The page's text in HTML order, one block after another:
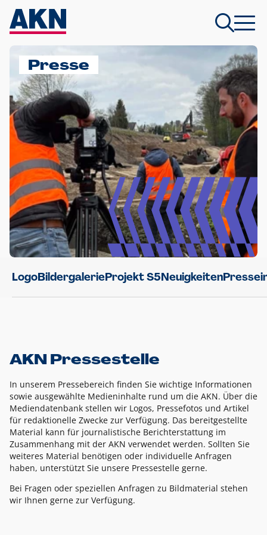
Presse
LogoBildergalerieProjekt S5Neuigkeiten
AKN Pressestelle
In unserem Pressebereich finden Sie wichtige Informationen
sowie ausgewählte Medieninhalte rund um die AKN. Über die
Mediendatenbank stellen wir Logos, Pressefotos und Artikel
für redaktionelle Zwecke zur Verfügung. Das bereitgestellte
Material kann für journalistische Berichterstattung im
Zusammenhang mit der AKN verwendet werden. Sollten Sie
weiteres Material benötigen oder individuelle Anfragen
haben, unterstützt Sie unsere Pressestelle gerne.
Bei Fragen oder speziellen Anfragen zu Bildmaterial stehen
wir Ihnen gerne zur Verfügung.